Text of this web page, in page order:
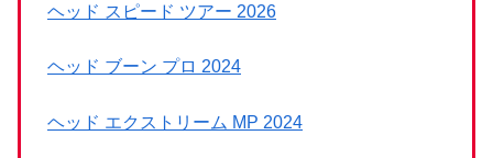
ヘッド スピード ツアー 2026
ヘッド ブーン プロ 2024
ヘッド エクストリーム MP 2024